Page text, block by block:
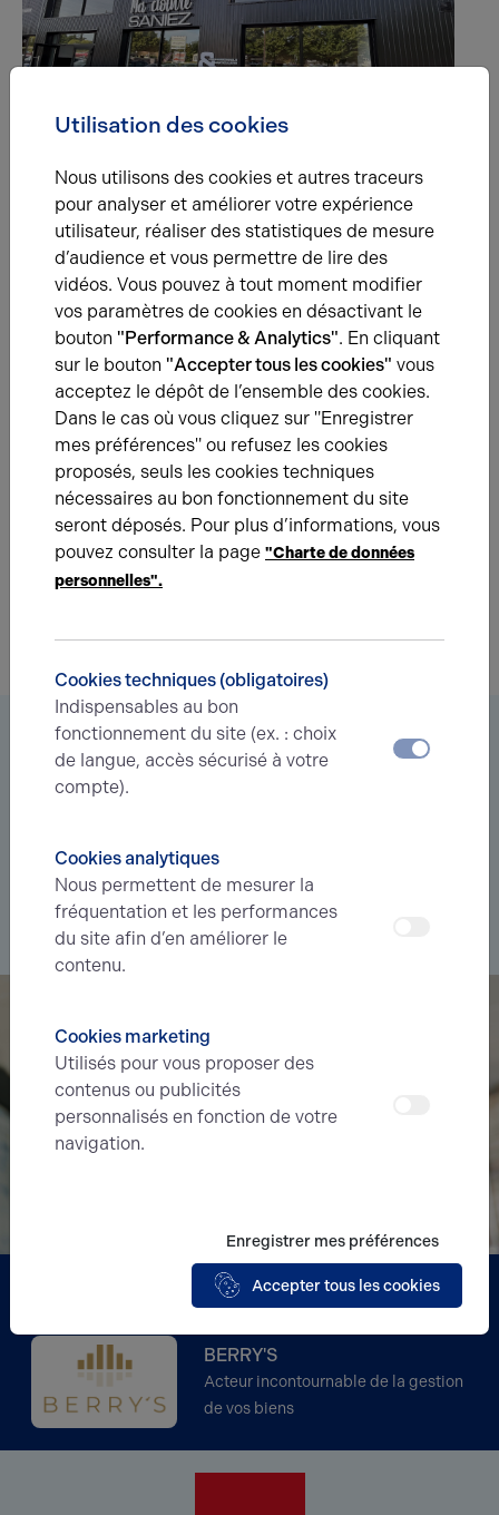
Ma Clôture Saniez se développe à Saint-Quentin
Notre agence a récemment accompagné l’enseigne Ma
Clôture Saniez, spécialiste de l’aménagement d’extérieurs
depuis plus de 40 ans, dans la location d’un local
commercial de 225 m² au cœur de la ZAC de la Vallée à
Saint-Quentin.
Une question ?
Prenez contact avec nos experts pour vous
accompagner dans votre projet d’immobilier
d’entreprise.
Je prends contact
Vous êtes à la recherche d’un bien
immobilier ?
Je souhaite déléguer ma recherche
Partenaire
BERRY'S
Acteur incontournable de la gestion
de vos biens
Utilisation des cookies
Nous utilisons des cookies et autres traceurs
pour analyser et améliorer votre expérience
utilisateur, réaliser des statistiques de mesure
d’audience et vous permettre de lire des
vidéos. Vous pouvez à tout moment modifier
vos paramètres de cookies en désactivant le
bouton "Performance & Analytics". En cliquant
sur le bouton "Accepter tous les cookies" vous
acceptez le dépôt de l’ensemble des cookies.
Dans le cas où vous cliquez sur "Enregistrer
mes préférences" ou refusez les cookies
proposés, seuls les cookies techniques
nécessaires au bon fonctionnement du site
seront déposés. Pour plus d’informations, vous
pouvez consulter la page "Charte de données
personnelles".
Cookies techniques (obligatoires)
Indispensables au bon
fonctionnement du site (ex. : choix
de langue, accès sécurisé à votre
compte).
Cookies analytiques
Nous permettent de mesurer la
fréquentation et les performances
du site afin d’en améliorer le
contenu.
Cookies marketing
Utilisés pour vous proposer des
contenus ou publicités
personnalisés en fonction de votre
navigation.
Enregistrer mes préférences
Accepter tous les cookies